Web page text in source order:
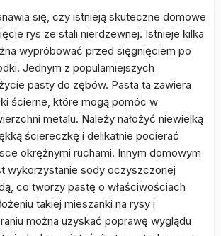
się, czy istnieją skuteczne domowe
rys ze stali nierdzewnej. Istnieje kilka
wypróbować przed sięgnięciem po
Jednym z popularniejszych
pasty do zębów. Pasta ta zawiera
ścierne, które mogą pomóc w
metalu. Należy nałożyć niewielką
ściereczkę i delikatnie pocierać
okrężnymi ruchami. Innym domowym
wykorzystanie sody oczyszczonej
co tworzy pastę o właściwościach
takiej mieszanki na rysy i
można uzyskać poprawę wyglądu